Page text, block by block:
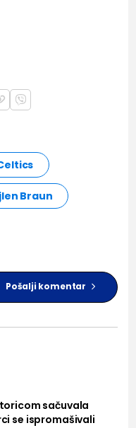
Braun
Pošalji komentar
sačuvala
se ispromašivali